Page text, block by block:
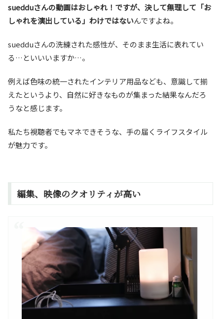
suedduさんの動画はおしゃれ！ですが、決して無理して「お
しゃれを演出している」わけではないんですよね。
suedduさんの洗練された感性が、そのまま生活に表れてい
る…といいいますか…。
例えば色味の統一されたインテリア用品なども、意識して揃
えたというより、自然に好きなものが集まった結果なんだろ
うなと感じます。
私たち視聴者でもマネできそうな、手の届くライフスタイル
が魅力です。
編集、映像のクオリティが高い